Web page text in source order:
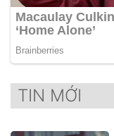
TIN MỚI